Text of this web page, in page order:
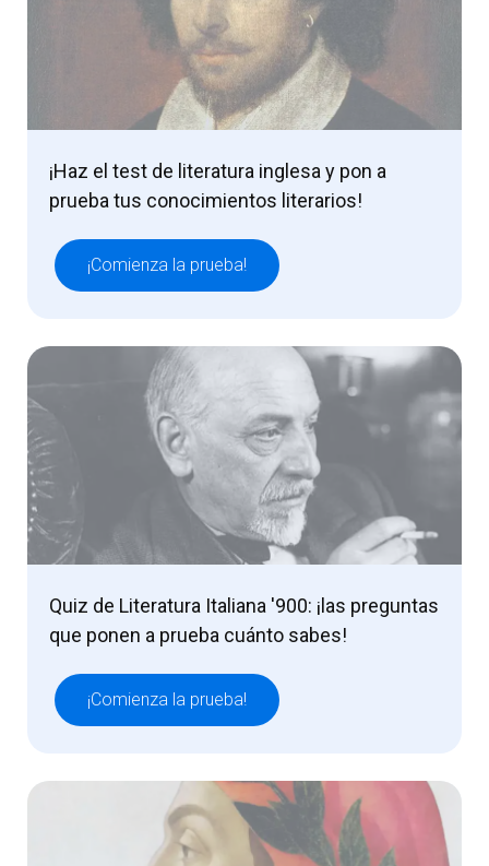
¡Haz el test de literatura inglesa y pon a
prueba tus conocimientos literarios!
¡Comienza la prueba!
Quiz de Literatura Italiana '900: ¡las preguntas
que ponen a prueba cuánto sabes!
¡Comienza la prueba!